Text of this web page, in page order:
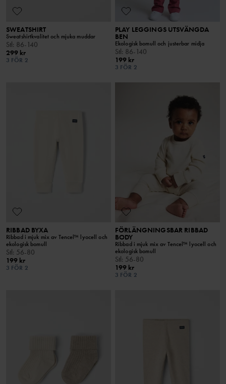
SWEATSHIRT
Sweatshirtkvalitet och mjuka muddar
Stl: 86-140
299 kr
3 FÖR 2
PLAY LEGGINGS UTSVÄNGDA
BEN
Ekologisk bomull och justerbar midja
Stl: 86-140
199 kr
3 FÖR 2
RIBBAD BYXA
Ribbad i mjuk mix av Tencel™ lyocell och
ekologisk bomull
Stl: 56-80
199 kr
3 FÖR 2
FÖRLÄNGNINGSBAR RIBBAD
BODY
Ribbad i mjuk mix av Tencel™ lyocell och
ekologisk bomull
Stl: 56-80
199 kr
3 FÖR 2